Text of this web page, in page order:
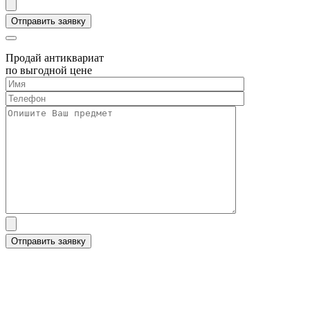
Продай антиквариат
по выгодной цене